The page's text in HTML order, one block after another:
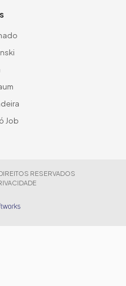
Job
RESERVADOS